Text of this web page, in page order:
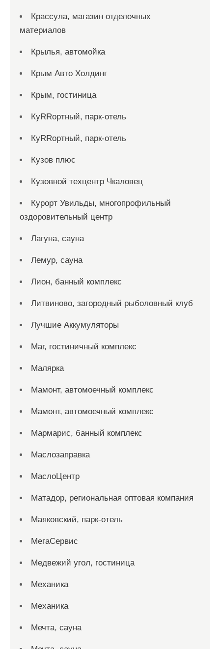
Крассула, магазин отделочных
материалов
Крылья, автомойка
Крым Авто Холдинг
Крым, гостиница
КуRRортный, парк-отель
КуRRортный, парк-отель
Кузов плюс
Кузовной техцентр Чкаловец
Курорт Увильды, многопрофильный
оздоровительный центр
Лагуна, сауна
Лемур, сауна
Лион, банный комплекс
Литвиново, загородный рыболовный клуб
Лучшие Аккумуляторы
Маг, гостиничный комплекс
Малярка
Мамонт, автомоечный комплекс
Мамонт, автомоечный комплекс
Мармарис, банный комплекс
Маслозаправка
МаслоЦентр
Матадор, региональная оптовая компания
Маяковский, парк-отель
МегаСервис
Медвежий угол, гостиница
Механика
Механика
Мечта, сауна